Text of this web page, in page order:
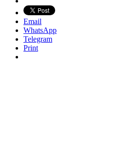
Email
WhatsApp
Telegram
Print